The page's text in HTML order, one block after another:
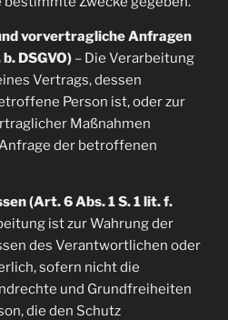
vorvertragliche Anfragen
DSGVO)– Die Verarbeitung
Vertrags, dessen
Person ist, oder zur
Maßnahmen
der betroffenen
(Art. 6 Abs. 1 S. 1 lit. f.
ist zur Wahrung der
des Verantwortlichen oder
sofern nicht die
und Grundfreiheiten
die den Schutz